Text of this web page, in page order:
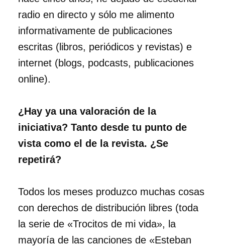
radio en directo y sólo me alimento
informativamente de publicaciones
escritas (libros, periódicos y revistas) e
internet (blogs, podcasts, publicaciones
online).
¿Hay ya una valoración de la
iniciativa? Tanto desde tu punto de
vista como el de la revista. ¿Se
repetirá?
Todos los meses produzco muchas cosas
con derechos de distribución libres (toda
la serie de «Trocitos de mi vida», la
mayoría de las canciones de «Esteban